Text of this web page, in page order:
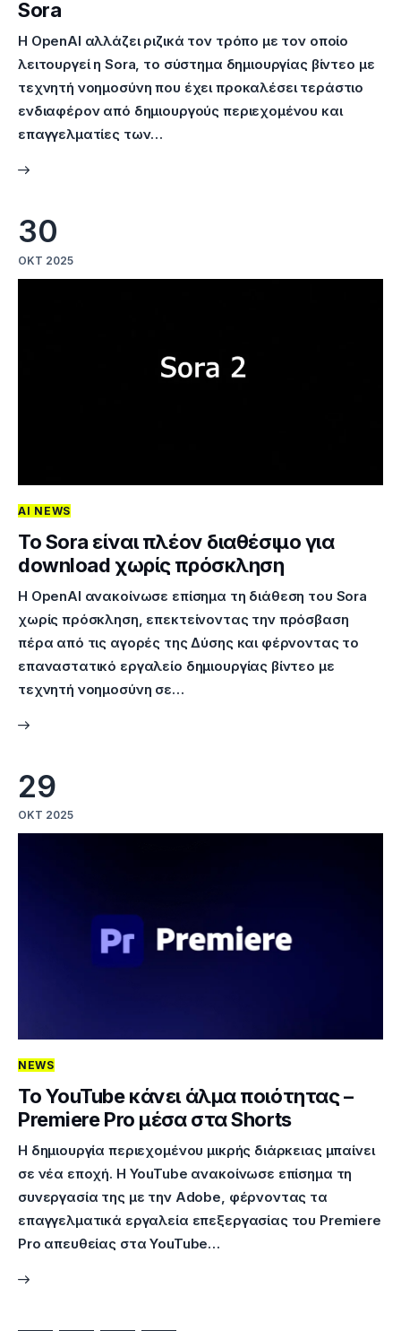
Sora
Η OpenAI αλλάζει ριζικά τον τρόπο με τον οποίο
λειτουργεί η Sora, το σύστημα δημιουργίας βίντεο με
τεχνητή νοημοσύνη που έχει προκαλέσει τεράστιο
ενδιαφέρον από δημιουργούς περιεχομένου και
επαγγελματίες των…
30
ΟΚΤ 2025
AI NEWS
Το Sora είναι πλέον διαθέσιμο για
download χωρίς πρόσκληση
Η OpenAI ανακοίνωσε επίσημα τη διάθεση του Sora
χωρίς πρόσκληση, επεκτείνοντας την πρόσβαση
πέρα από τις αγορές της Δύσης και φέρνοντας το
επαναστατικό εργαλείο δημιουργίας βίντεο με
τεχνητή νοημοσύνη σε…
29
ΟΚΤ 2025
NEWS
Το YouTube κάνει άλμα ποιότητας –
Premiere Pro μέσα στα Shorts
Η δημιουργία περιεχομένου μικρής διάρκειας μπαίνει
σε νέα εποχή. Η YouTube ανακοίνωσε επίσημα τη
συνεργασία της με την Adobe, φέρνοντας τα
επαγγελματικά εργαλεία επεξεργασίας του Premiere
Pro απευθείας στα YouTube…